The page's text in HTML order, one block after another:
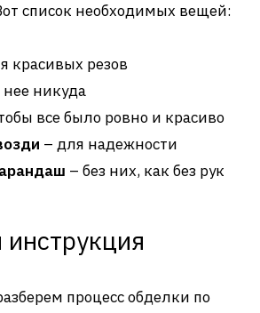
список необходимых вещей:
красивых резов
нее никуда
все было ровно и красиво
– для надежности
– без них, как без рук
процесс обделки по